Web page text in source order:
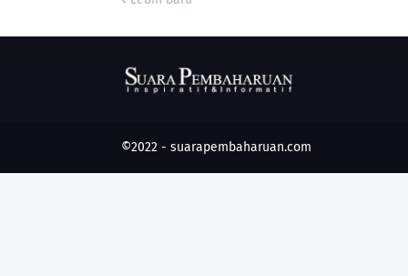
©2022 - suarapembaharuan.com